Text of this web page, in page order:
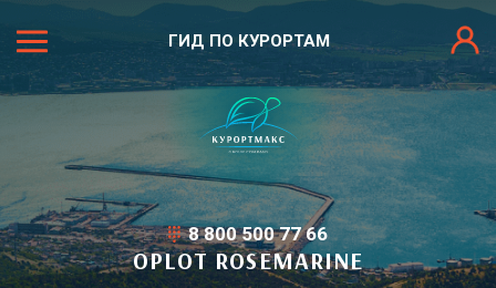
ГИД ПО КУРОРТАМ
8 800 500 77 66
OPLOT ROSEMARINE